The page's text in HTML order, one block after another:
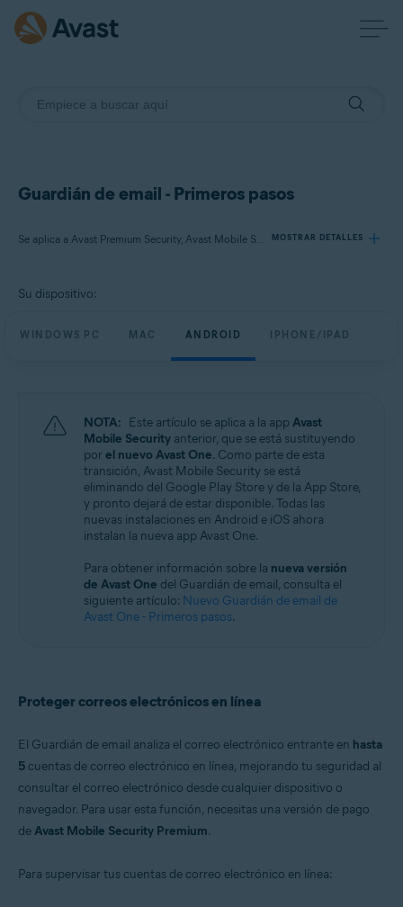
Guardián de email - Primeros pasos
Se aplica a Avast Premium Security, Avast Mobile Security Premium MOSTRAR DETALLES
Avast Premium Security
Su dispositivo:
WINDOWS PC MAC ANDROID IPHONE/IPAD
NOTA: Este artículo se aplica a la appAvast
Mobile Security anterior, que se está sustituyendo
porel nuevo Avast One. Como parte de esta
transición, Avast Mobile Security se está
eliminando del Google Play Store y de la App Store,
y pronto dejará de estar disponible. Todas las
nuevas instalaciones en Android e iOS ahora
instalan la nueva app Avast One.
Para obtener información sobre la nueva versión
de Avast One del Guardián de email, consulta el
siguiente artículo: Nuevo Guardián de email de
Avast One - Primeros pasos.
Proteger correos electrónicos en línea
El Guardián de email analiza el correo electrónico entrante en hasta
5 cuentas de correo electrónico en línea, mejorando tu seguridad al
consultar el correo electrónico desde cualquier dispositivo o
navegador. Para usar esta función, necesitas una versión de pago
deAvast Mobile Security Premium.
Para supervisar tus cuentas de correo electrónico en línea: